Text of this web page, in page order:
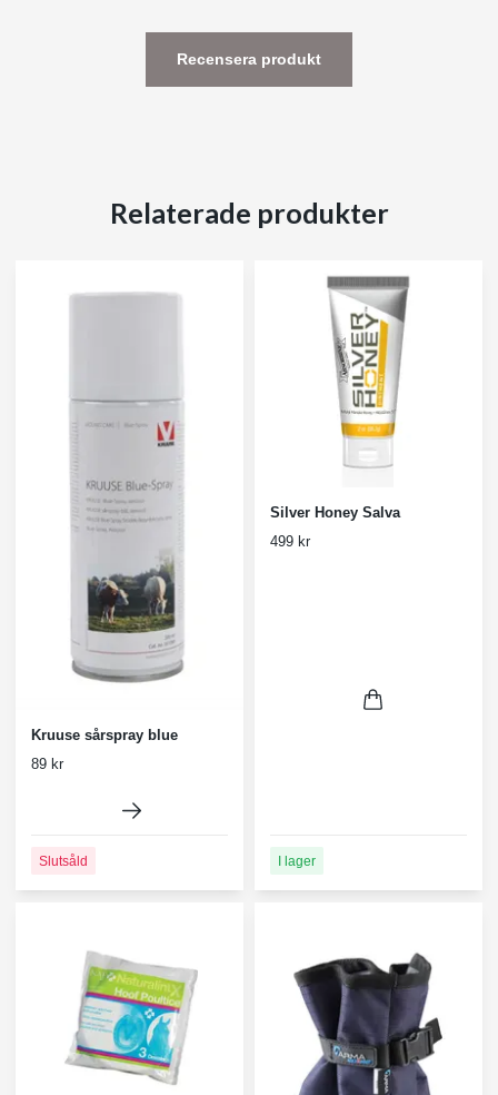
Recensera produkt
Relaterade produkter
Kruuse sårspray blue
89 kr
Slutsåld
Silver Honey Salva
499 kr
I lager